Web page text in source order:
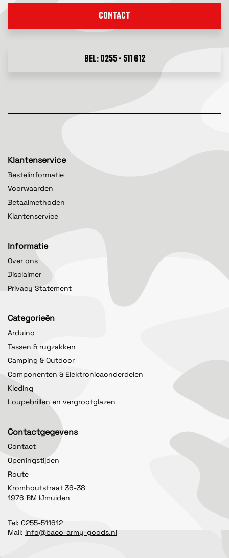
CONTACT
BEL: 0255 - 511 612
Klantenservice
Bestelinformatie
Voorwaarden
Betaalmethoden
Klantenservice
Informatie
Over ons
Disclaimer
Privacy Statement
Categorieën
Arduino
Tassen & rugzakken
Camping & Outdoor
Componenten & Elektronicaonderdelen
Kleding
Loupebrillen en vergrootglazen
Contactgegevens
Contact
Openingstijden
Route
Kromhoutstraat 36-38
1976 BM IJmuiden
Tel: 0255-511612
Mail: info@baco-army-goods.nl